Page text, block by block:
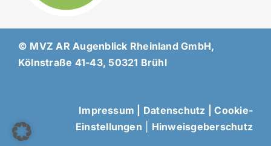
© MVZ AR Augenblick Rheinland GmbH,
Kölnstraße 41-43, 50321 Brühl
Impressum Datenschutz |Cookie-
Einstellungen
Hinweisgeberschutz